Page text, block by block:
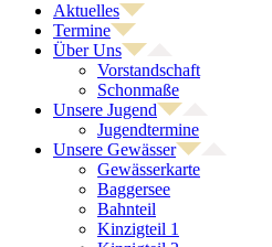
Aktuelles
Termine
Über Uns
Vorstandschaft
Schonmaße
Unsere Jugend
Jugendtermine
Unsere Gewässer
Gewässerkarte
Baggersee
Bahnteil
Kinzigteil 1